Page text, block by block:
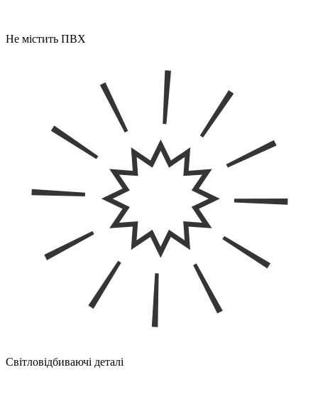
Не містить ПВХ
Світловідбиваючі деталі